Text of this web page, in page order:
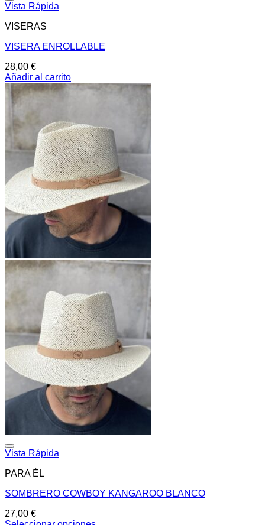
Vista Rápida
VISERAS
VISERA ENROLLABLE
28,00 €
Añadir al carrito
Vista Rápida
PARA ÉL
SOMBRERO COWBOY KANGAROO BLANCO
27,00 €